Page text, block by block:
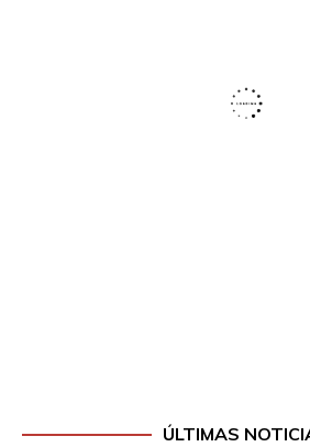
ÚLTIMAS